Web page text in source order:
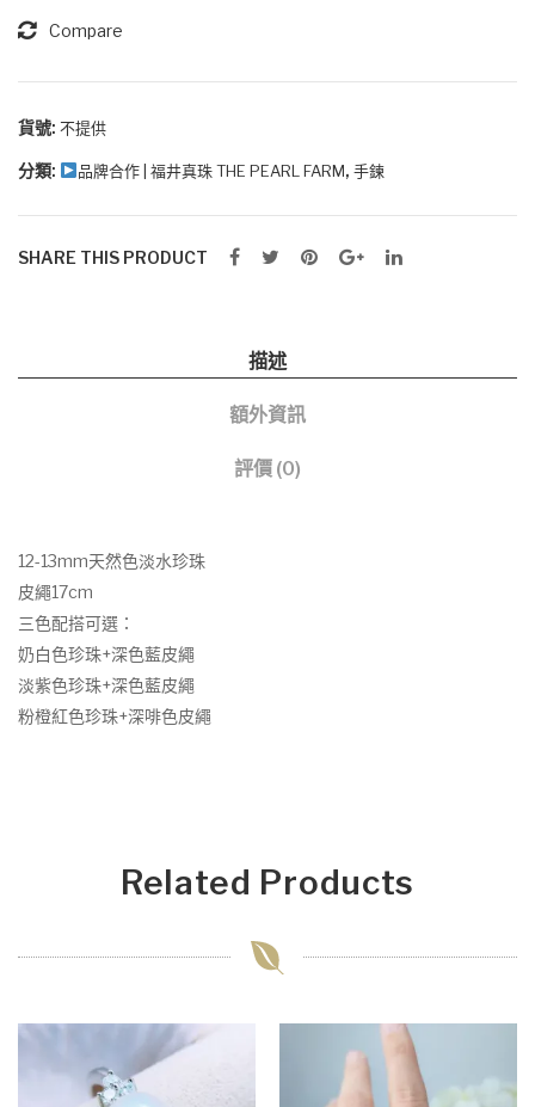
列
珍
首
飾
數
Compare
貨號: 不提供
分類: 品牌合作 | 福井真珠 THE PEARL FARM, 手鍊
SHARE THIS PRODUCT
描述
額外資訊
評價 (0)
12-13mm天然色淡水珍珠
皮繩17cm
三色配搭可選：
奶白色珍珠+深色藍皮繩
淡紫色珍珠+深色藍皮繩
粉橙紅色珍珠+深啡色皮繩
Related Products